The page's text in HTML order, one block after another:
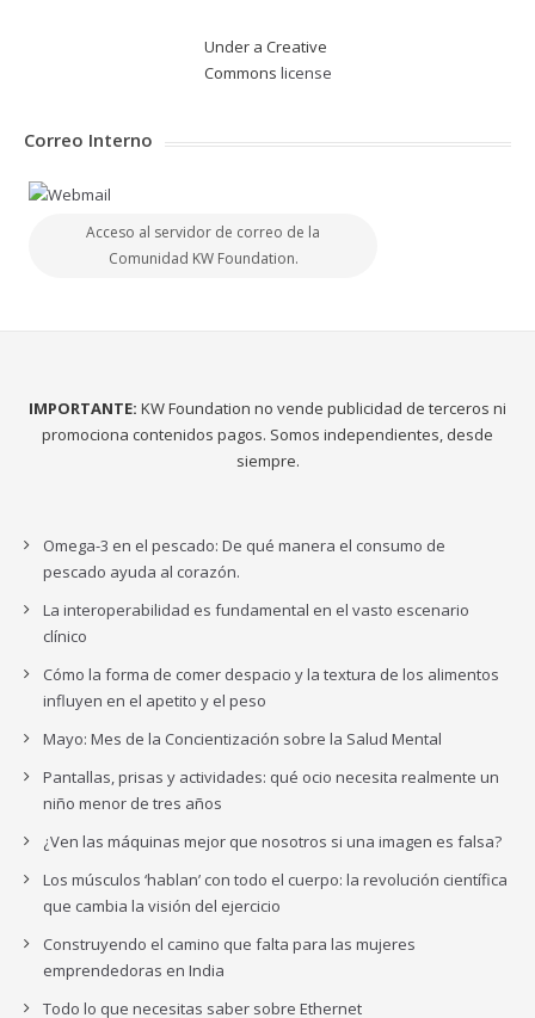
Under a Creative
Commons license
Correo Interno
Acceso al servidor de correo de la
Comunidad KW Foundation.
IMPORTANTE: KW Foundation no vende publicidad de terceros ni
promociona contenidos pagos. Somos independientes, desde
siempre.
Omega-3 en el pescado: De qué manera el consumo de
pescado ayuda al corazón.
La interoperabilidad es fundamental en el vasto escenario
clínico
Cómo la forma de comer despacio y la textura de los alimentos
influyen en el apetito y el peso
Mayo: Mes de la Concientización sobre la Salud Mental
Pantallas, prisas y actividades: qué ocio necesita realmente un
niño menor de tres años
¿Ven las máquinas mejor que nosotros si una imagen es falsa?
Los músculos ‘hablan’ con todo el cuerpo: la revolución científica
que cambia la visión del ejercicio
Construyendo el camino que falta para las mujeres
emprendedoras en India
Todo lo que necesitas saber sobre Ethernet